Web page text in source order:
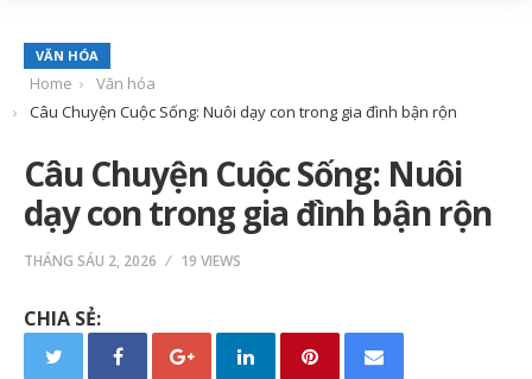
VĂN HÓA
Home
Văn hóa
Câu Chuyện Cuộc Sống: Nuôi dạy con trong gia đình bận rộn
Câu Chuyện Cuộc Sống: Nuôi
dạy con trong gia đình bận rộn
THÁNG SÁU 2, 2026 19 VIEWS
CHIA SẺ: